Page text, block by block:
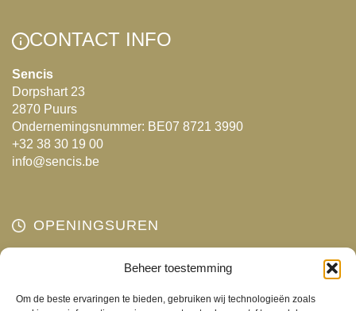
Beheer toestemming
Om de beste ervaringen te bieden, gebruiken wij technologieën zoals
Deze
optie
op
de
CONTACT INFO
Sencis
Dorpshart 23
2870 Puurs
Ondernemingsnummer: BE07 8721 3990
+32 38 30 19 00
info@sencis.be
OPENINGSUREN
Gesloten